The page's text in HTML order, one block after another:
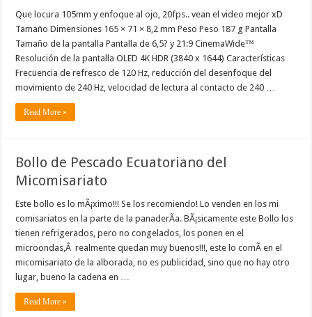
Que locura 105mm y enfoque al ojo, 20fps.. vean el video mejor xD
Tamaño Dimensiones 165 × 71 × 8,2 mm Peso Peso 187 g Pantalla
Tamaño de la pantalla Pantalla de 6,5? y 21:9 CinemaWide™
Resolución de la pantalla OLED 4K HDR (3840 x 1644) Características
Frecuencia de refresco de 120 Hz, reducción del desenfoque del
movimiento de 240 Hz, velocidad de lectura al contacto de 240 …
Read More »
Bollo de Pescado Ecuatoriano del
Micomisariato
Este bollo es lo mÃ¡ximo!!! Se los recomiendo! Lo venden en los mi
comisariatos en la parte de la panaderÃ­a. BÃ¡sicamente este Bollo los
tienen refrigerados, pero no congelados, los ponen en el
microondas,Â realmente quedan muy buenos!!!, este lo comÃ­ en el
micomisariato de la alborada, no es publicidad, sino que no hay otro
lugar, bueno la cadena en …
Read More »